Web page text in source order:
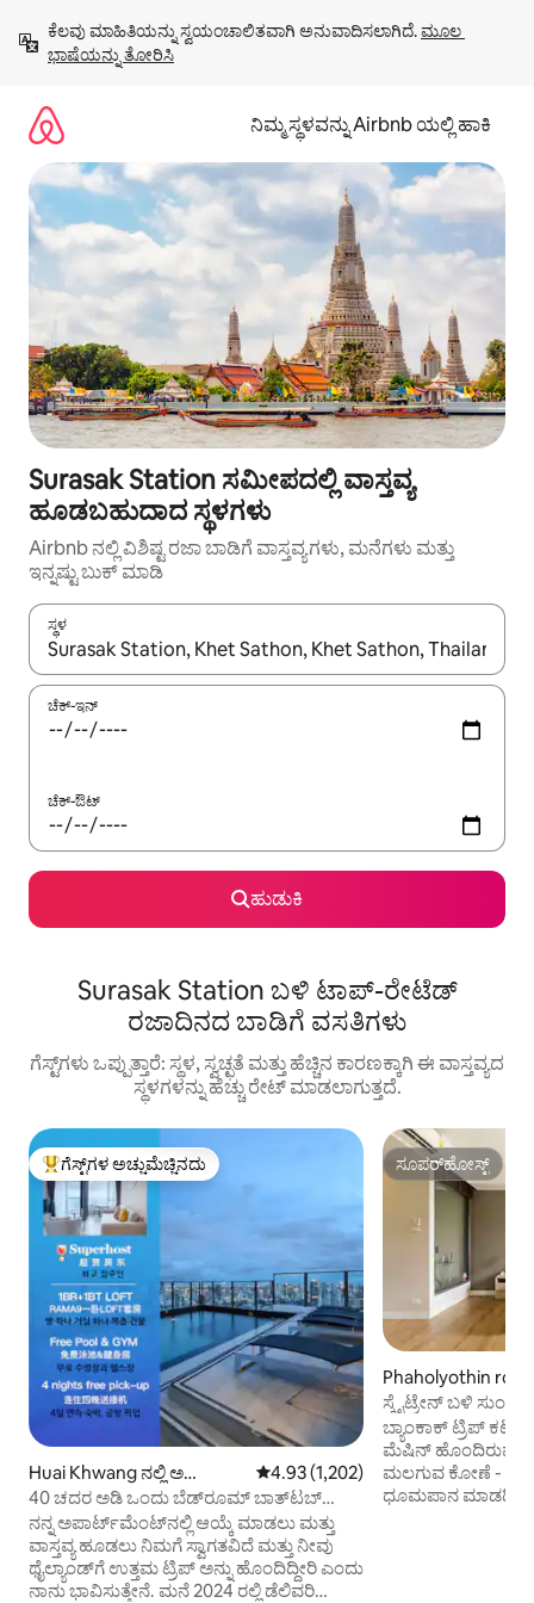
ಹೋಗಿ
ಕೆಲವು ಮಾಹಿತಿಯನ್ನು ಸ್ವಯಂಚಾಲಿತವಾಗಿ ಅನುವಾದಿಸಲಾಗಿದೆ. ಮೂಲ
ಭಾಷೆಯನ್ನು ತೋರಿಸಿ
ನಿಮ್ಮ ಸ್ಥಳವನ್ನು Airbnb ಯಲ್ಲಿ ಹಾಕಿ
Surasak Station ಸಮೀಪದಲ್ಲಿ ವಾಸ್ತವ್ಯ
ಹೂಡಬಹುದಾದ ಸ್ಥಳಗಳು
Airbnb ನಲ್ಲಿ ವಿಶಿಷ್ಟ ರಜಾ ಬಾಡಿಗೆ ವಾಸ್ತವ್ಯಗಳು, ಮನೆಗಳು ಮತ್ತು
ಇನ್ನಷ್ಟು ಬುಕ್ ಮಾಡಿ
ಸ್ಥಳ
ಫಲಿತಾಂಶಗಳು ಲಭ್ಯವಿರುವಾಗ, ಅಪ್ ಮತ್ತು ಡೌನ್ ಬಾಣದ ಕೀಲಿಗಳೊಂದಿಗೆ
ಚೆಕ್-ಇನ್
ಚೆಕ್-ಔಟ್
ಹುಡುಕಿ
Surasak Station ಬಳಿ ಟಾಪ್-ರೇಟೆಡ್
ರಜಾದಿನದ ಬಾಡಿಗೆ ವಸತಿಗಳು
ಗೆಸ್ಟ್‌ಗಳು ಒಪ್ಪುತ್ತಾರೆ: ಸ್ಥಳ, ಸ್ವಚ್ಛತೆ ಮತ್ತು ಹೆಚ್ಚಿನ ಕಾರಣಕ್ಕಾಗಿ ಈ ವಾಸ್ತವ್ಯದ
ಸ್ಥಳಗಳನ್ನು ಹೆಚ್ಚು ರೇಟ್ ಮಾಡಲಾಗುತ್ತದೆ.
ಗೆಸ್ಟ್‌ಗಳಿಗೆ ಅತಿ ಹೆಚ್ಚು ಅಚ್ಚುಮೆಚ್ಚಿನದು
ಗೆಸ್ಟ್‌ಗಳ ಅಚ್ಚುಮೆಚ್ಚಿನದು
Huai Khwang ನಲ್ಲಿ ಅ
ಪಾರ್ಟ್‌ಮಂಟ್
5 ರಲ್ಲಿ 4.93 ಸರಾಸರಿ ರೇಟಿಂಗ್, 1,202
4.93 (1,202)
40 ಚದರ ಅಡಿ ಒಂದು ಬೆಡ್‌ರೂಮ್‌ ಬಾತ್‌ಟಬ್‌
ಬಾಲ್ಕನಿ LOFT-D4/3 ಜನರಿಗೆ ವಾಸ್ತವ್ಯ/ರೂಫ್‌ಟಾಪ್
ಪೂಲ್/RCA ಹತ್ತಿರ/ರೈಲು ರಾತ್ರಿ ಮಾರುಕಟ್ಟೆ ಹತ್ತಿರ/
ಟಾಂಗ್ಲರ್ ಹತ್ತಿರ
ನನ್ನ ಅಪಾರ್ಟ್‌ಮೆಂಟ್‌ನಲ್ಲಿ ಆಯ್ಕೆ ಮಾಡಲು ಮತ್ತು
ವಾಸ್ತವ್ಯ ಹೂಡಲು ನಿಮಗೆ ಸ್ವಾಗತವಿದೆ ಮತ್ತು ನೀವು
ಥೈಲ್ಯಾಂಡ್‌ಗೆ ಉತ್ತಮ ಟ್ರಿಪ್ ಅನ್ನು ಹೊಂದಿದ್ದೀರಿ ಎಂದು
ನಾನು ಭಾವಿಸುತ್ತೇನೆ. ಮನೆ 2024 ರಲ್ಲಿ ಡೆಲಿವರಿ
ಸೂಪರ್‌ಹೋಸ್ಟ್
ಸೂಪರ್‌ಹೋಸ್ಟ್
Phaholyothin
hai ನಲ್ಲಿ
ಸ್ಕೈಟ್ರೇನ್ ಬಳಿ
ಬ್ಯಾಂಕಾಕ್ ಟ್ರಿಪ್
ಮೆಷಿನ್ ಹೊಂದಿರುವ -
ಮಲಗುವ ಕೋಣೆ - ಮಗುವಿಗೆ ಸೂಕ್ತವಲ್ಲ -
ಧೂಮಪಾನ